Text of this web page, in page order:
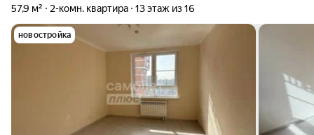
57,9 м² 2-комн. квартира 13 этаж из 16
новостройка